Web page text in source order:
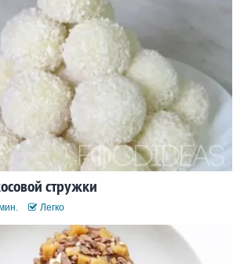
стружки
Легко